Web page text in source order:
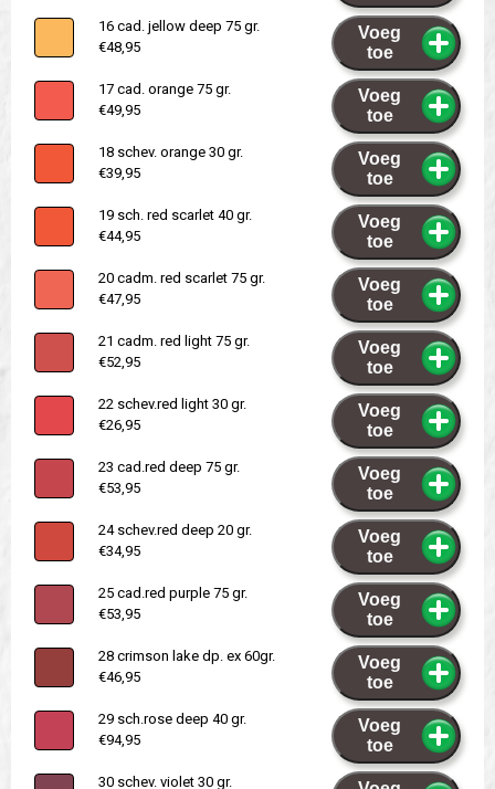
16 cad. jellow deep 75 gr.
€48,95
Voeg
toe
17 cad. orange 75 gr.
€49,95
Voeg
toe
18 schev. orange 30 gr.
€39,95
Voeg
toe
19 sch. red scarlet 40 gr.
€44,95
Voeg
toe
20 cadm. red scarlet 75 gr.
€47,95
Voeg
toe
21 cadm. red light 75 gr.
€52,95
Voeg
toe
22 schev.red light 30 gr.
€26,95
Voeg
toe
23 cad.red deep 75 gr.
€53,95
Voeg
toe
24 schev.red deep 20 gr.
€34,95
Voeg
toe
25 cad.red purple 75 gr.
€53,95
Voeg
toe
28 crimson lake dp. ex 60gr.
€46,95
Voeg
toe
29 sch.rose deep 40 gr.
€94,95
Voeg
toe
30 schev. violet 30 gr.